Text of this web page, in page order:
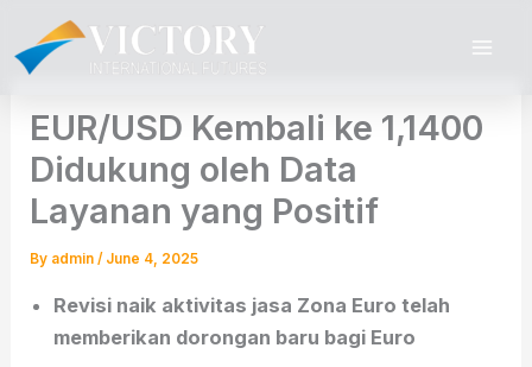
content
EUR/USD Kembali ke 1,1400
Didukung oleh Data
Layanan yang Positif
By admin/ June 4, 2025
Revisi naik aktivitas jasa Zona Euro telah
memberikan dorongan baru bagi Euro